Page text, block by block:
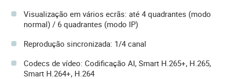
Visualização em vários ecrãs: até 4 quadrantes (modo
normal) / 6 quadrantes (modo IP)
Reprodução sincronizada: 1/4 canal
Codecs de vídeo: Codificação AI, Smart H.265+, H.265,
Smart H.264+, H.264